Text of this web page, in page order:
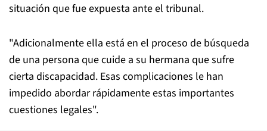
situación que fue expuesta ante el tribunal.
"Adicionalmente ella está en el proceso de búsqueda
de una persona que cuide a su hermana que sufre
cierta discapacidad. Esas complicaciones le han
impedido abordar rápidamente estas importantes
cuestiones legales".